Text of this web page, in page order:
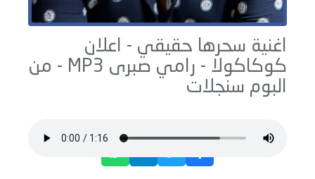
اغنية سحرها حقيقي - اعلان
كوكاكولا - رامي صبرى
MP3 - من
البوم سنجلات